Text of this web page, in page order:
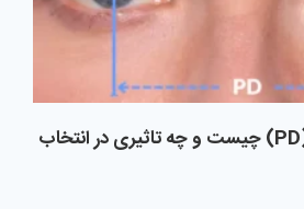
فاصله مردمک چشم (PD) چیست و چه تاثیری در انتخاب